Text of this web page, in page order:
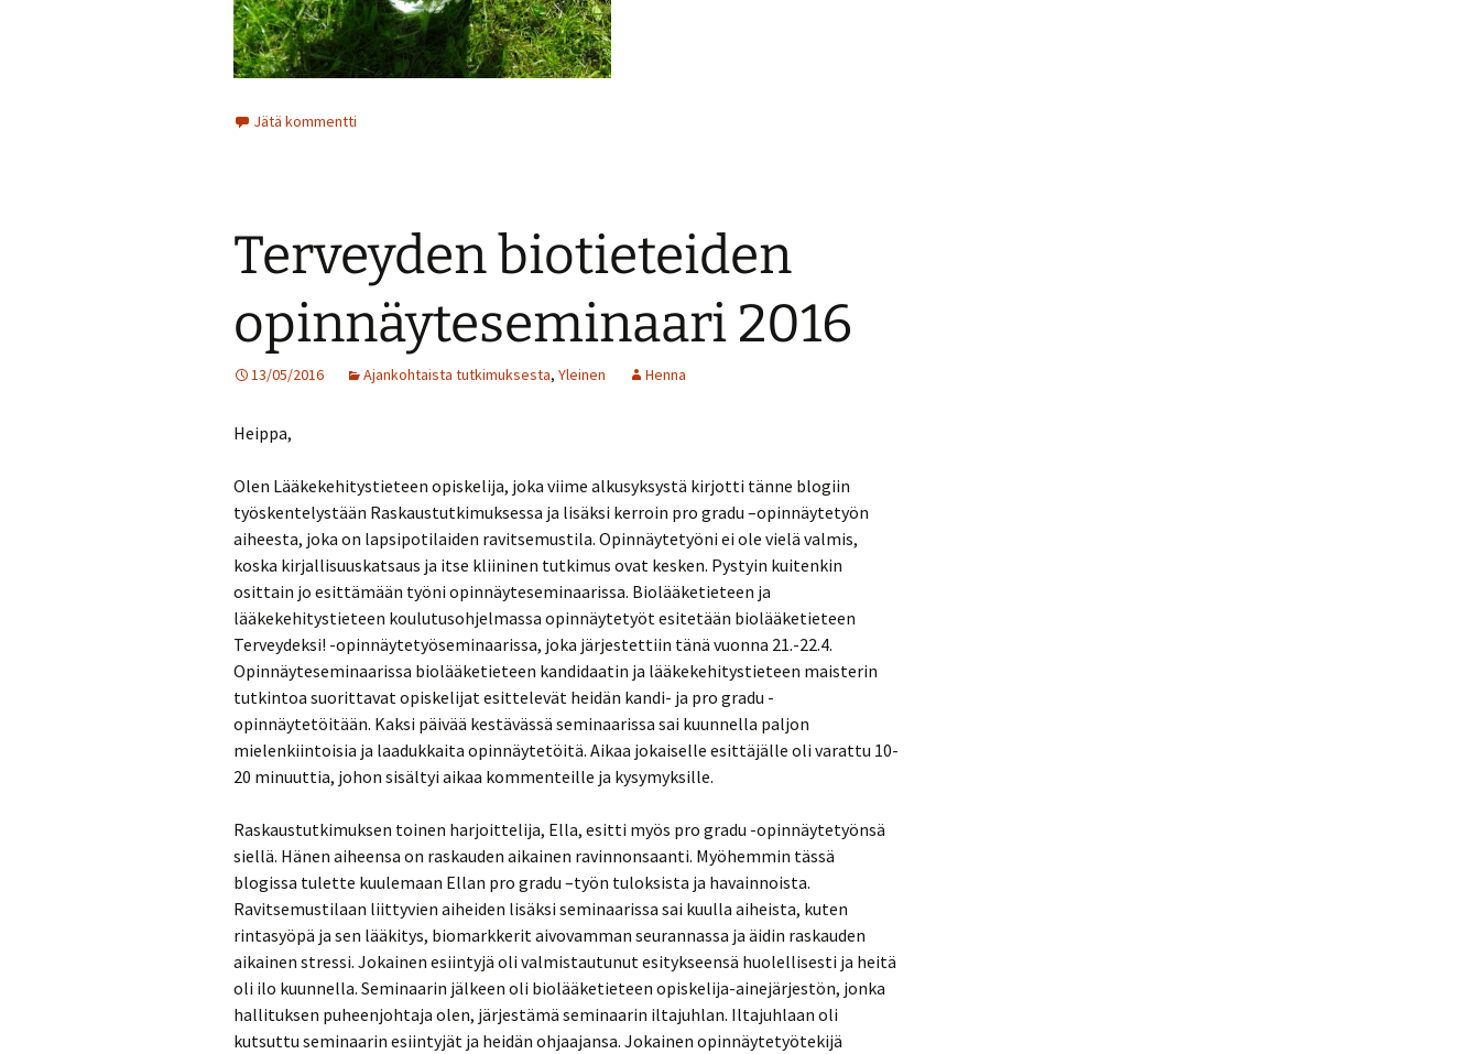
Jätä kommentti
Terveyden biotieteiden
opinnäyteseminaari 2016
13/05/2016 Ajankohtaista tutkimuksesta, Yleinen Henna
Heippa,
Olen Lääkekehitystieteen opiskelija, joka viime alkusyksystä kirjotti tänne blogiin
työskentelystään Raskaustutkimuksessa ja lisäksi kerroin pro gradu –opinnäytetyön
aiheesta, joka on lapsipotilaiden ravitsemustila. Opinnäytetyöni ei ole vielä valmis,
koska kirjallisuuskatsaus ja itse kliininen tutkimus ovat kesken. Pystyin kuitenkin
osittain jo esittämään työni opinnäyteseminaarissa. Biolääketieteen ja
lääkekehitystieteen koulutusohjelmassa opinnäytetyöt esitetään biolääketieteen
Terveydeksi! -opinnäytetyöseminaarissa, joka järjestettiin tänä vuonna 21.-22.4.
Opinnäyteseminaarissa biolääketieteen kandidaatin ja lääkekehitystieteen maisterin
tutkintoa suorittavat opiskelijat esittelevät heidän kandi- ja pro gradu -
opinnäytetöitään. Kaksi päivää kestävässä seminaarissa sai kuunnella paljon
mielenkiintoisia ja laadukkaita opinnäytetöitä. Aikaa jokaiselle esittäjälle oli varattu 10-
20 minuuttia, johon sisältyi aikaa kommenteille ja kysymyksille.
Raskaustutkimuksen toinen harjoittelija, Ella, esitti myös pro gradu -opinnäytetyönsä
siellä. Hänen aiheensa on raskauden aikainen ravinnonsaanti. Myöhemmin tässä
blogissa tulette kuulemaan Ellan pro gradu –työn tuloksista ja havainnoista.
Ravitsemustilaan liittyvien aiheiden lisäksi seminaarissa sai kuulla aiheista, kuten
rintasyöpä ja sen lääkitys, biomarkkerit aivovamman seurannassa ja äidin raskauden
aikainen stressi. Jokainen esiintyjä oli valmistautunut esitykseensä huolellisesti ja heitä
oli ilo kuunnella. Seminaarin jälkeen oli biolääketieteen opiskelija-ainejärjestön, jonka
hallituksen puheenjohtaja olen, järjestämä seminaarin iltajuhlan. Iltajuhlaan oli
kutsuttu seminaarin esiintyjät ja heidän ohjaajansa. Jokainen opinnäytetyötekijä